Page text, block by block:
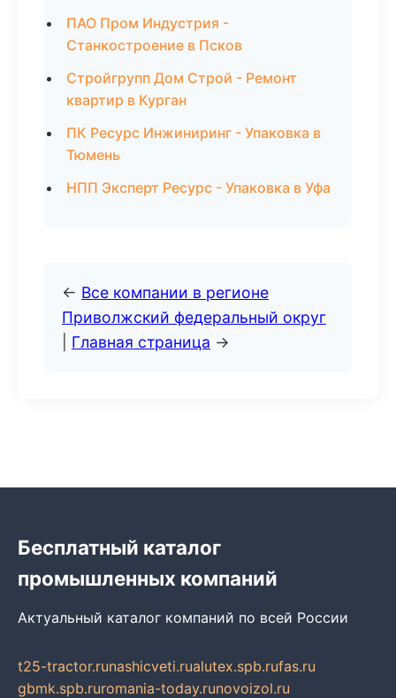
ПАО Пром Индустрия -
Станкостроение в Псков
Стройгрупп Дом Строй - Ремонт
квартир в Курган
ПК Ресурс Инжиниринг - Упаковка в
Тюмень
НПП Эксперт Ресурс - Упаковка в Уфа
← Все компании в регионе
Приволжский федеральный округ
Главная страница →
Бесплатный каталог
промышленных компаний
Актуальный каталог компаний по всей России
t25-tractor.runashicveti.rualutex.spb.rufas.ru
gbmk.spb.ruromania-today.runovoizol.ru